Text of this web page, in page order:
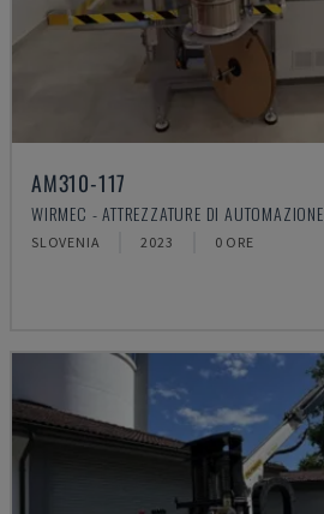
AM310-117
WIRMEC - ATTREZZATURE DI AUTOMAZIONE
SLOVENIA 2023 0 ORE